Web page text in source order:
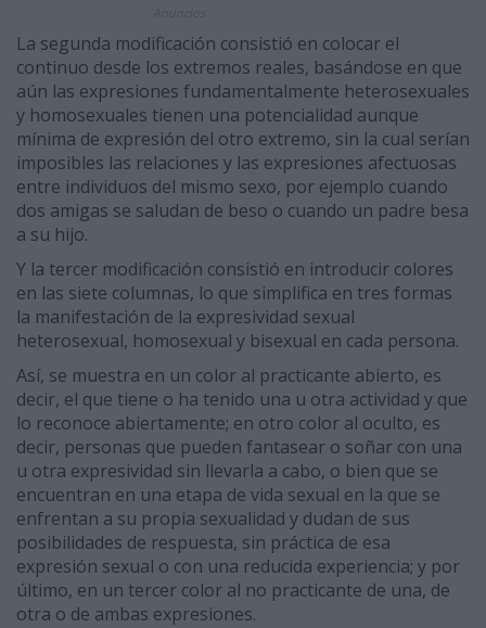
La segunda modificación consistió en colocar el
continuo desde los extremos reales, basándose en que
aún las expresiones fundamentalmente heterosexuales
y homosexuales tienen una potencia­lidad aunque
mínima de expresión del otro extremo, sin la cual serían
imposibles las relaciones y las expresiones afectuosas
entre individuos del mismo sexo, por ejemplo cuando
dos amigas se saludan de beso o cuando un padre besa
a su hijo.
Y la tercer modificación consistió en introducir colores
en las siete columnas, lo que simplifica en tres formas
la manifestación de la expresividad sexual
heterosexual, homosexual y bisexual en cada persona.
Así, se muestra en un color al practicante abierto, es
decir, el que tiene o ha tenido una u otra actividad y que
lo reconoce abiertamente; en otro color al oculto, es
decir, personas que pueden fantasear o soñar con una
u otra expresividad sin llevarla a cabo, o bien que se
encuentran en una etapa de vida sexual en la que se
enfrentan a su propia sexualidad y dudan de sus
posibilidades de respuesta, sin práctica de esa
expresión sexual o con una reducida experiencia; y por
último, en un tercer color al no practicante de una, de
otra o de ambas expresiones.